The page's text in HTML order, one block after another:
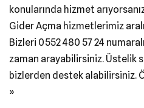
konularında hizmet
Gider Açma hizmetlerimiz
Bizleri 0552 480 57 24
zaman arayabilirsiniz. Üstelik
bizlerden destek alabilirsiniz.
»